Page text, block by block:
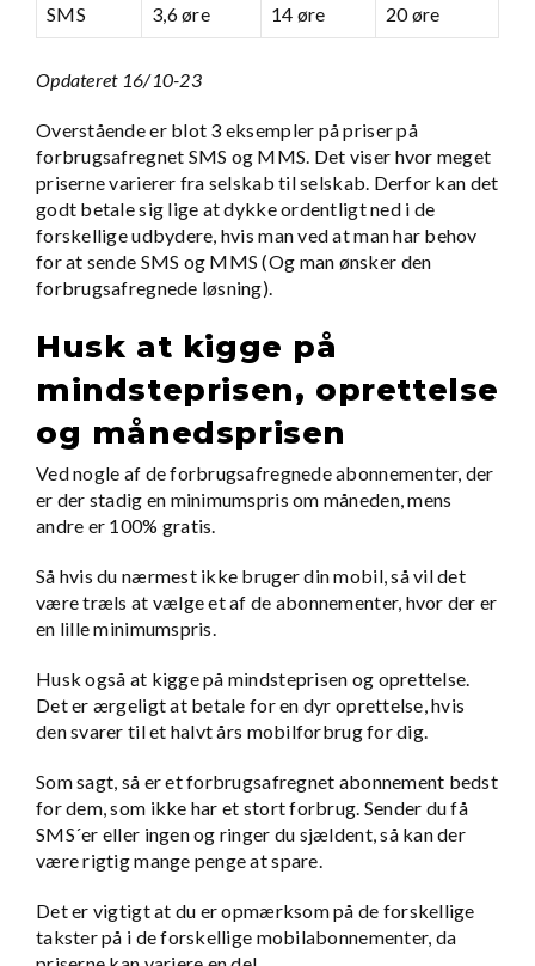
SMS 3,6 øre 14 øre 20 øre
Opdateret 16/10-23
Overstående er blot 3 eksempler på priser på
forbrugsafregnet SMS og MMS. Det viser hvor meget
priserne varierer fra selskab til selskab. Derfor kan det
godt betale sig lige at dykke ordentligt ned i de
forskellige udbydere, hvis man ved at man har behov
for at sende SMS og MMS (Og man ønsker den
forbrugsafregnede løsning).
Husk at kigge på
mindsteprisen, oprettelse
og månedsprisen
Ved nogle af de forbrugsafregnede abonnementer, der
er der stadig en minimumspris om måneden, mens
andre er 100% gratis.
Så hvis du nærmest ikke bruger din mobil, så vil det
være træls at vælge et af de abonnementer, hvor der er
en lille minimumspris.
Husk også at kigge på mindsteprisen og oprettelse.
Det er ærgeligt at betale for en dyr oprettelse, hvis
den svarer til et halvt års mobilforbrug for dig.
Som sagt, så er et forbrugsafregnet abonnement bedst
for dem, som ikke har et stort forbrug. Sender du få
SMS´er eller ingen og ringer du sjældent, så kan der
være rigtig mange penge at spare.
Det er vigtigt at du er opmærksom på de forskellige
takster på i de forskellige mobilabonnementer, da